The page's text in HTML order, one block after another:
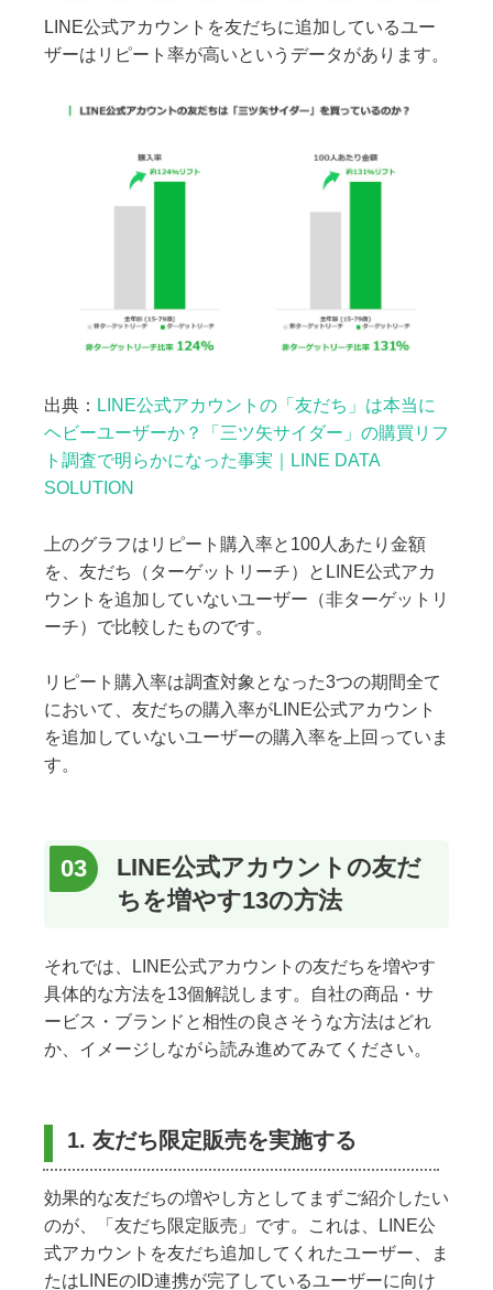
LINE公式アカウントを友だちに追加しているユー
ザーはリピート率が高いというデータがあります。
出典： LINE公式アカウントの「友だち」は本当に
ヘビーユーザーか？「三ツ矢サイダー」の購買リフ
ト調査で明らかになった事実｜LINE DATA
SOLUTION
上のグラフはリピート購入率と100人あたり金額
を、友だち（ターゲットリーチ）とLINE公式アカ
ウントを追加していないユーザー（非ターゲットリ
ーチ）で比較したものです。
リピート購入率は調査対象となった3つの期間全て
において、友だちの購入率がLINE公式アカウント
を追加していないユーザーの購入率を上回っていま
す。
LINE公式アカウントの友だ
ちを増やす13の方法
それでは、LINE公式アカウントの友だちを増やす
具体的な方法を13個解説します。自社の商品・サ
ービス・ブランドと相性の良さそうな方法はどれ
か、イメージしながら読み進めてみてください。
1. 友だち限定販売を実施する
効果的な友だちの増やし方としてまずご紹介したい
のが、「友だち限定販売」です。これは、LINE公
式アカウントを友だち追加してくれたユーザー、ま
たはLINEのID連携が完了しているユーザーに向け